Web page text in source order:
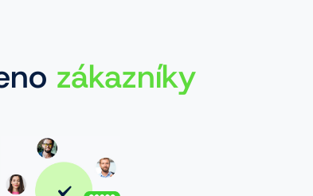
zákazníky